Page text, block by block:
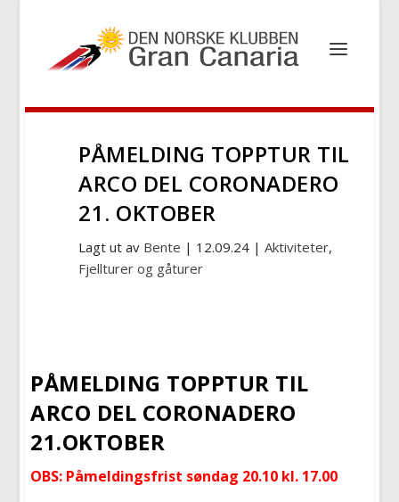
PÅMELDING TOPPTUR TIL
ARCO DEL CORONADERO
21. OKTOBER
Lagt ut av Bente | 12.09.24 |Aktiviteter,
Fjellturer og gåturer
PÅMELDING TOPPTUR TIL
ARCO DEL CORONADERO
21.OKTOBER
OBS: Påmeldingsfrist søndag 20.10 kl. 17.00